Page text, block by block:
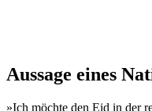
Aussage eines
»Ich möchte den Eid in der